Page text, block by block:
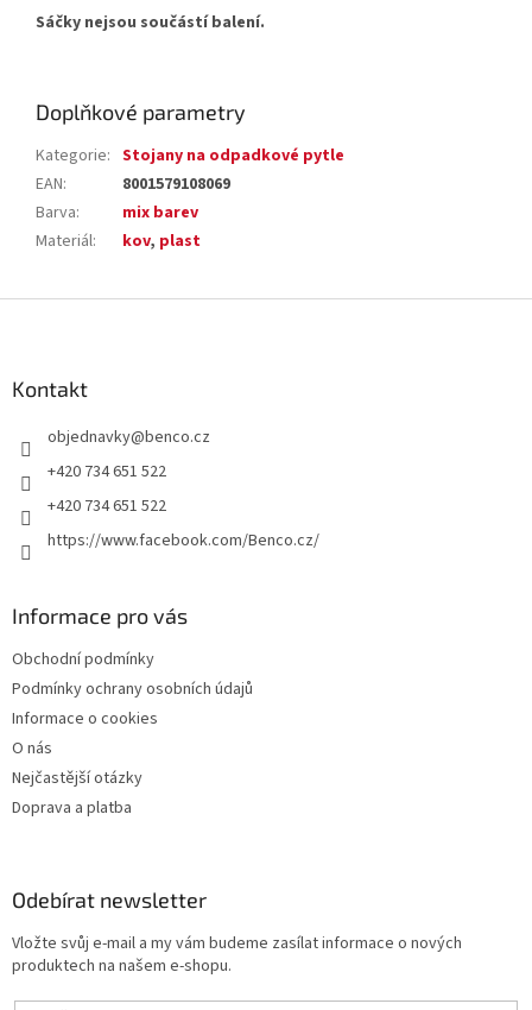
Sáčky nejsou součástí balení.
Doplňkové parametry
Kategorie: Stojany na odpadkové pytle
EAN:
8001579108069
Barva:
mix barev
Materiál: kov, plast
Kontakt
objednavky@benco.cz
+420 734 651 522
+420 734 651 522
https://www.facebook.com/Benco.cz/
Informace pro vás
Obchodní podmínky
Podmínky ochrany osobních údajů
Informace o cookies
O nás
Nejčastější otázky
Doprava a platba
Odebírat newsletter
Vložte svůj e-mail a my vám budeme zasílat informace o nových
produktech na našem e-shopu.